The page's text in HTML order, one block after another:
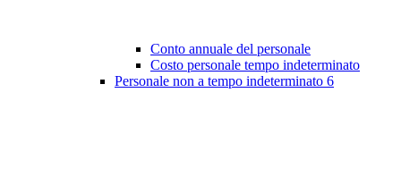
Conto annuale del personale
Costo personale tempo indeterminato
Personale non a tempo indeterminato 6